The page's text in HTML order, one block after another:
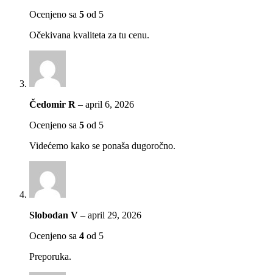
Ocenjeno sa 5 od 5
Očekivana kvaliteta za tu cenu.
Čedomir R – april 6, 2026
Ocenjeno sa 5 od 5
Videćemo kako se ponaša dugoročno.
Slobodan V – april 29, 2026
Ocenjeno sa 4 od 5
Preporuka.